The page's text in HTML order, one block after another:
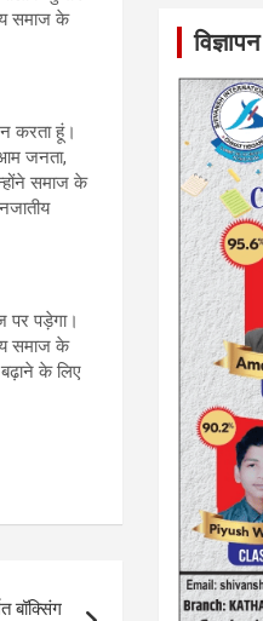
समाज के
करता हूं।
जनता,
समाज के
पर पड़ेगा।
समाज के
के लिए
बॉक्सिंग
विज्ञापन